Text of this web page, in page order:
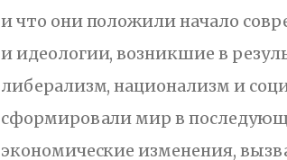
и что они положили начало
и идеологии, возникшие в
либерализм, национализм и
сформировали мир в
экономические изменения,